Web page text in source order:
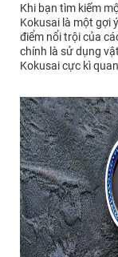
Khi bạn tìm kiếm
Kokusai là một gợi
điểm nổi trội của
chính là sử dụng
Kokusai cực kì